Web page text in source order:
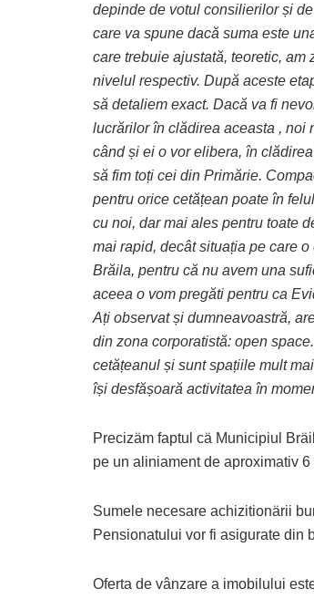
depinde de votul consilierilor și
care va spune dacă suma este
care trebuie ajustată, teoretic, am
nivelul respectiv. După aceste
să detaliem exact. Dacă va fi
lucrărilor în clădirea aceasta , noi
când și ei o vor elibera, în
să fim toți cei din Primărie.
pentru orice cetățean poate în
cu noi, dar mai ales pentru toate
mai rapid, decât situația pe care
Brăila, pentru că nu avem una
aceea o vom pregăti pentru ca
Ați observat și dumneavoastră,
din zona corporatistă: open
cetățeanul și sunt spațiile mult
își desfășoară activitatea în
Precizäm faptul cä Municipiul
pe un aliniament de aproximativ
Sumele necesare achizitionärii
Pensionatului vor fi asigurate din
Oferta de vânzare a imobilului